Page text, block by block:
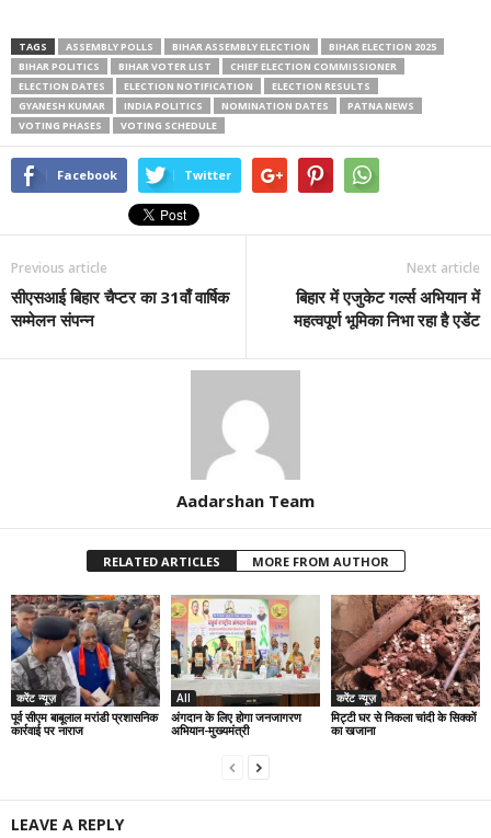
TAGS ASSEMBLY POLLS BIHAR ASSEMBLY ELECTION
BIHAR ELECTION 2025
BIHAR POLITICS
BIHAR VOTER LIST
CHIEF ELECTION COMMISSIONER
ELECTION DATES
ELECTION NOTIFICATION
ELECTION RESULTS
GYANESH KUMAR
INDIA POLITICS NOMINATION DATES
PATNA NEWS
VOTING PHASES
VOTING SCHEDULE
Facebook Twitter
Previous article
सीएसआई बिहार चैप्टर का 31वाँ वार्षिक
सम्मेलन संपन्न
Next article
बिहार में एजुकेट गर्ल्स अभियान में
महत्वपूर्ण भूमिका निभा रहा है एडेंट
Aadarshan Team
RELATED ARTICLES MORE FROM AUTHOR
करेंट न्यूज़
पूर्व सीएम बाबूलाल मरांडी प्रशासनिक
कार्रवाई पर नाराज
All
अंगदान के लिए होगा जनजागरण
अभियान-मुख्यमंत्री
करेंट न्यूज़
मिट्टी घर से निकला चांदी के सिक्कों
का खजाना
LEAVE A REPLY